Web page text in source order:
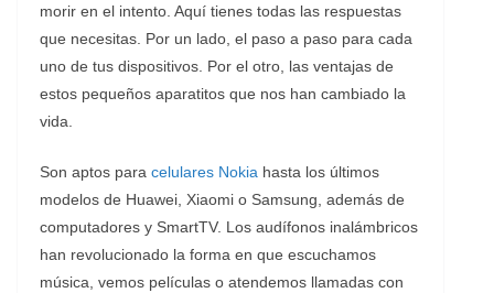
morir en el intento. Aquí tienes todas las respuestas
que necesitas. Por un lado, el paso a paso para cada
uno de tus dispositivos. Por el otro, las ventajas de
estos pequeños aparatitos que nos han cambiado la
vida.
Son aptos para celulares Nokia hasta los últimos
modelos de Huawei, Xiaomi o Samsung, además de
computadores y SmartTV. Los audífonos inalámbricos
han revolucionado la forma en que escuchamos
música, vemos películas o atendemos llamadas con